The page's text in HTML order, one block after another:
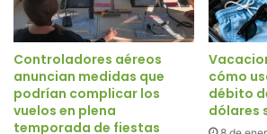
Controladores aéreos
anuncian medidas que
podrían complicar los
vuelos en plena
temporada de fiestas
cómo
débito
dólares